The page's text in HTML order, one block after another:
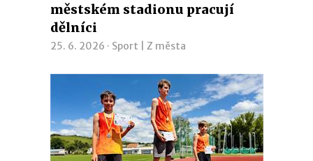
městském stadionu pracují
dělníci
25. 6. 2026 · Sport Z města